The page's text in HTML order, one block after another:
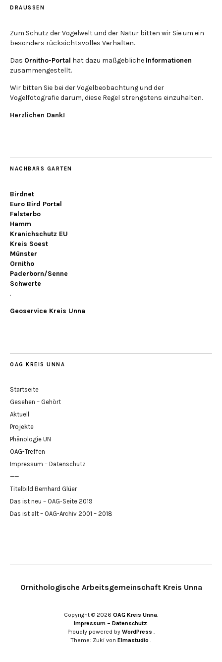
DRAUSSEN
Zum Schutz der Vogelwelt und der Natur bitten wir Sie um ein
besonders rücksichtsvolles Verhalten.
Das Ornitho-Portal hat dazu maßgebliche Informationen
zusammengestellt.
Wir bitten Sie bei der Vogelbeobachtung und der
Vogelfotografie darum, diese Regel strengstens einzuhalten.
Herzlichen Dank!
NACHBARS GARTEN
Birdnet
Euro Bird Portal
Falsterbo
Hamm
Kranichschutz EU
Kreis Soest
Münster
Ornitho
Paderborn/Senne
Schwerte
.
Geoservice Kreis Unna
OAG KREIS UNNA
Startseite
Gesehen – Gehört
Aktuell
Projekte
Phänologie UN
OAG-Treffen
Impressum – Datenschutz
——
Titelbild Bernhard Glüer
Das ist neu – OAG-Seite 2019
Das ist alt – OAG-Archiv 2001 – 2018
Ornithologische Arbeitsgemeinschaft Kreis Unna
Copyright © 2026 OAG Kreis Unna
Impressum – Datenschutz
Proudly powered by WordPress
Theme: Zuki von Elmastudio